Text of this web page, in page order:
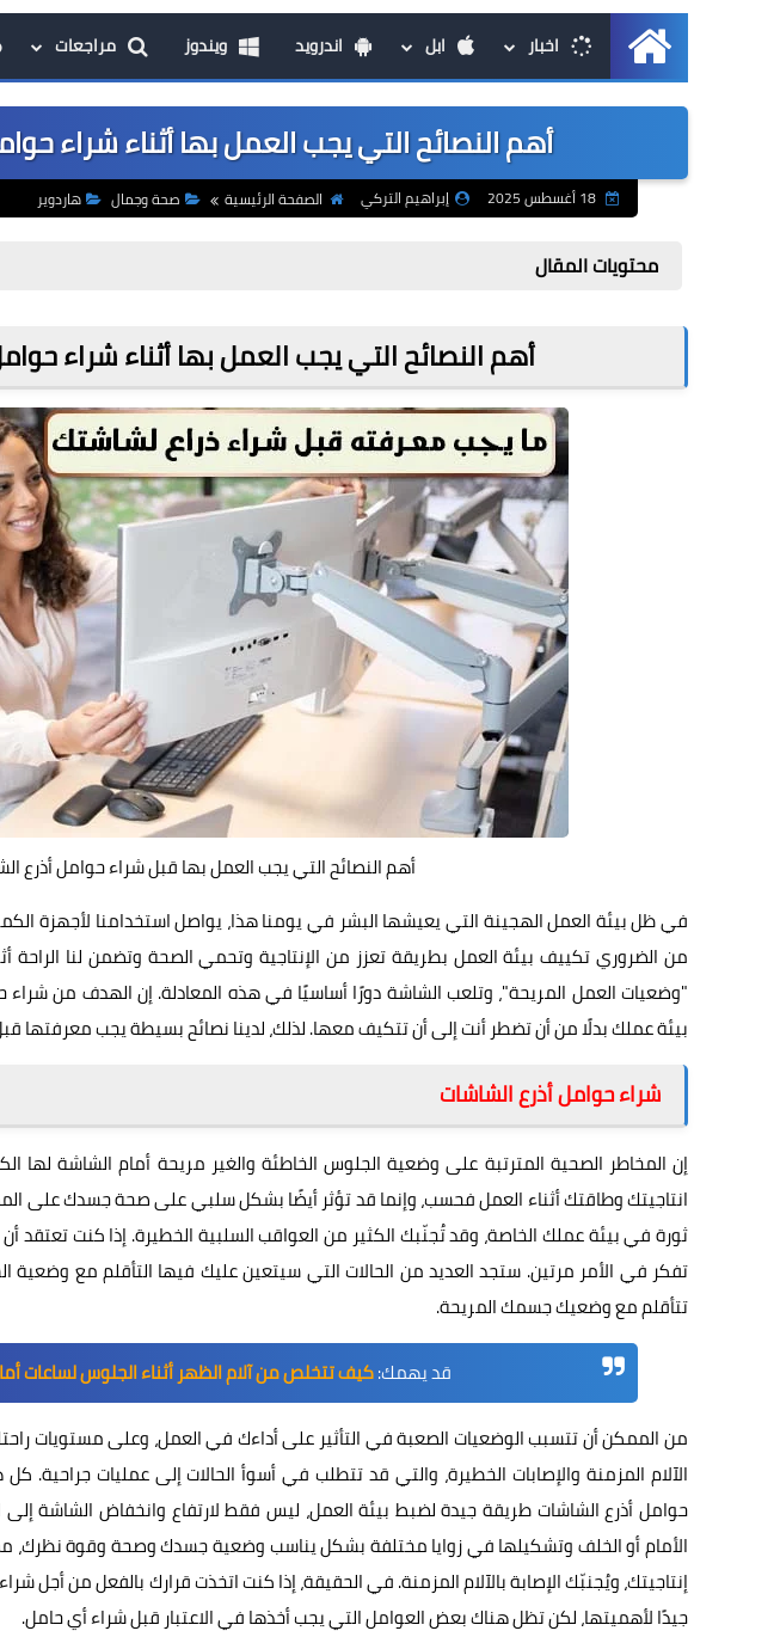
الرئيسيةاخبار ابل اندرويد ويندوز مراجعات
أهم النصائح التي يجب العمل بها أثناء شراء
إبراهيم التركي الصفحة الرئيسية صحة وجمال هاردوير
محتويات المقال
أهم النصائح التي يجب العمل بها أثناء شراء
أهم النصائح التي يجب العمل بها قبل شراء حوامل أذرع
في ظل بيئة العمل الهجينة التي يعيشها البشر في يومنا هذا، يواصل استخدامنا لأجهزة
من الضروري تكييف بيئة العمل بطريقة تعزز من الإنتاجية وتحمي الصحة وتضمن لنا
"وضعيات العمل المريحة"، وتلعب الشاشة دورًا أساسيًا في هذه المعادلة. إن الهدف من
بيئة عملك بدلًا من أن تضطر أنت إلى أن تتكيف معها. لذلك، لدينا نصائح بسيطة يجب معرفتها
شراء حوامل أذرع الشاشات
إن المخاطر الصحية المترتبة على وضعية الجلوس الخاطئة والغير مريحة أمام الشاشة لها
انتاجيتك وطاقتك أثناء العمل فحسب، وإنما قد تؤثر أيضًا بشكل سلبي على صحة جسدك على
ثورة في بيئة عملك الخاصة، وقد تُجنّبك الكثير من العواقب السلبية الخطيرة. إذا كنت تعتقد
تفكر في الأمر مرتين. ستجد العديد من الحالات التي سيتعين عليك فيها التأقلم مع
تتأقلم مع وضعيك جسمك المريحة.
قد يهمك:كيف تتخلص من آلام الظهر أثناء الجلوس لساعات
من الممكن أن تتسبب الوضعيات الصعبة في التأثير على أداءك في العمل، وعلى مستويات
الآلام المزمنة والإصابات الخطيرة، والتي قد تتطلب في أسوأ الحالات إلى عمليات
حوامل أذرع الشاشات طريقة جيدة لضبط بيئة العمل، ليس فقط لارتفاع وانخفاض الشاشة إلى
الأمام أو الخلف وتشكيلها في زوايا مختلفة بشكل يناسب وضعية جسدك وصحة وقوة نظرك،
إنتاجيتك، ويُجنبّك الإصابة بالآلام المزمنة. في الحقيقة، إذا كنت اتخذت قرارك بالفعل من أجل
جيدًا لأهميتها، لكن تظل هناك بعض العوامل التي يجب أخذها في الاعتبار قبل شراء أي حامل.